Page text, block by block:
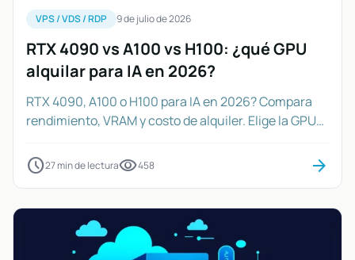
VPS / VDS / RDP 9 de julio de 2026
RTX 4090 vs A100 vs H100: ¿qué GPU
alquilar para IA en 2026?
RTX 4090, A100 o H100 para IA en 2026? Compara
rendimiento, VRAM y costo de alquiler. Elige la GPU
schedule27 min de lecturavisibility458 arrow_forward